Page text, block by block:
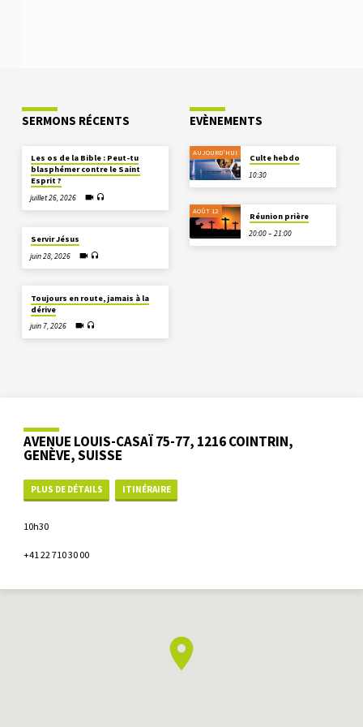
SERMONS RÉCENTS
Les os de la Bible : Peut-tu
blasphémer contre le Saint
Esprit ?
juillet 26, 2026
Servir Jésus
juin 28, 2026
Toujours en route, jamais à la
dérive
juin 7, 2026
EVÈNEMENTS
AUJOURD'HUI
Culte hebdo
10:30
AOÛT 12
Réunion prière
20:00 – 21:00
AVENUE LOUIS-CASAÏ 75-77, 1216 COINTRIN,
GENÈVE, SUISSE
PLUS DE DÉTAILS ITINÉRAIRE
10h30
+41 22 710 30 00